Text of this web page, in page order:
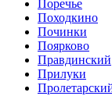
Поречье
Походкино
Починки
Поярково
Правдинский
Прилуки